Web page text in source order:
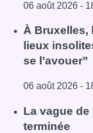
06 août 2026 -
Lire l'article
À Bruxelles,
lieux
se l’avouer”
06 août 2026 -
Lire l'article À
La vague
terminée